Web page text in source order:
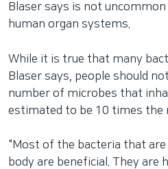
Blaser says is not
human organ systems.
While it is true that many
Blaser says, people should
number of microbes that
estimated to be 10 times the
"Most of the bacteria that
body are beneficial. They are